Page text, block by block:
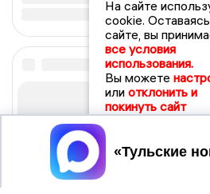
На сайте
cookie.
сайте, вы
все условия
использования.
Вы можете
или отклонить и
покинуть сайт
Принять